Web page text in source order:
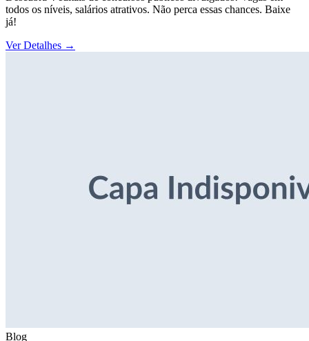
todos os níveis, salários atrativos. Não perca essas chances. Baixe
já!
Ver Detalhes →
Blog